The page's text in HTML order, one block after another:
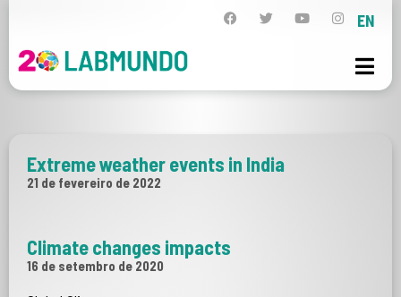
EN
Extreme weather events in India
21 de fevereiro de 2022
Climate changes impacts
16 de setembro de 2020